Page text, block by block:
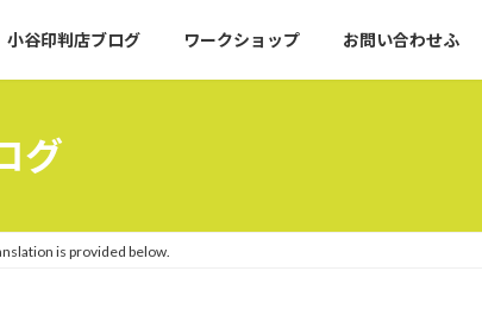
小谷印判店ブログ ワークショップ お問い合わせふ
グ
is provided below.